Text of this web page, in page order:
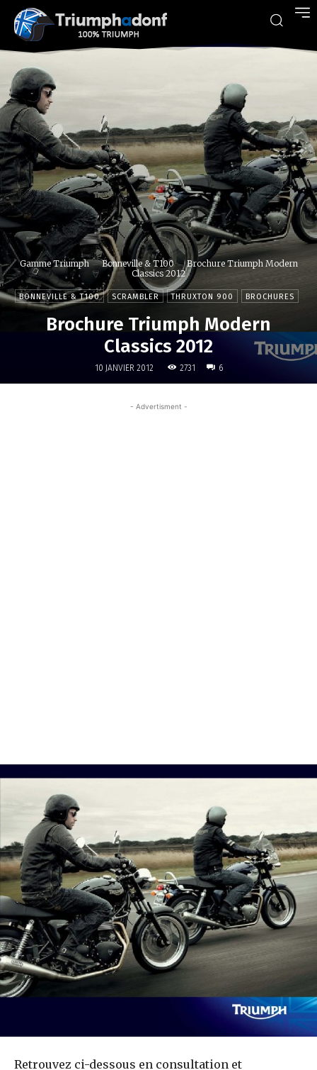
Gamme Triumph Bonneville & T100
Brochure Triumph Modern
Classics 2012
BONNEVILLE & T100 SCRAMBLER THRUXTON 900 BROCHURES
Brochure Triumph Modern
Classics 2012
10 JANVIER 2012 2731 6
- Advertisment -
Retrouvez ci-dessous en consultation et